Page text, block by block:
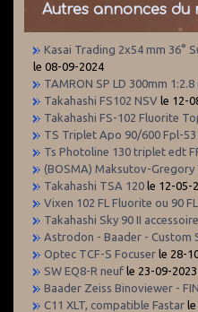
Autres annonces du
Kasai Trading 2x54 mm 36°
le 08-09-2024
TAMRON SP LD 300mm 1:2.8
Takahashi FS102 NSV le 12-
Takahashi FS-102 Fluorite
TS Triplet Apo 90/600 Fpl-53
Ts Photoline 130 triplet edt
(BOSMA) Maksutov-Gregory
Takahashi TSA 120 le 12-05-
Vixen 102 FL Fluorite ou 90
Takahashi Sky 90 II
Astrodon - Baader - Custom
Optec TCF-S Focuser le 28-
SW EQ8-R neuf le 23-09-2023
Baader Zeiss Binoviewer -
C11 XLT, compatible Fastar le